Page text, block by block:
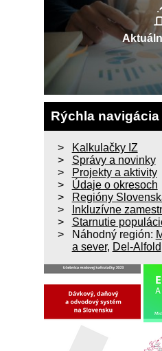
Rýchla navigácia
Kalkulačky IZ
Správy a novinky
Projekty a aktivity
Údaje o okresoch
Regióny
Inkluzívne
Starnutie
Náhodný región:
a sever, Del-Alfold